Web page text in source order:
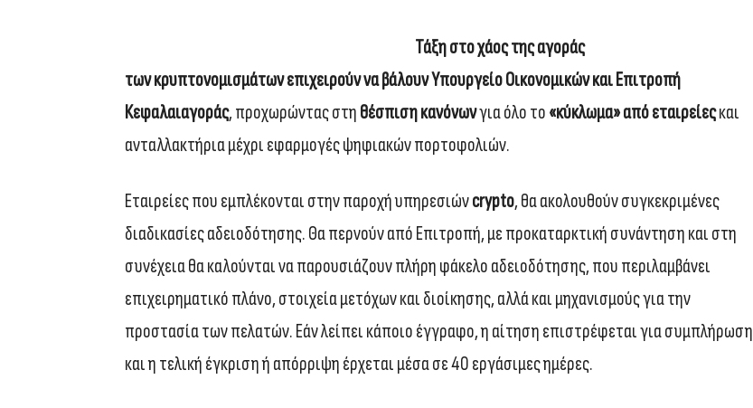
Τάξη στο χάος της αγοράς
των κρυπτονομισμάτων επιχειρούν να βάλουν Υπουργείο Οικονομικών και Επιτροπή
Κεφαλαιαγοράς, προχωρώντας στη θέσπιση κανόνωνγια όλο το «κύκλωμα» από εταιρείεςκαι
ανταλλακτήρια μέχρι εφαρμογές ψηφιακών πορτοφολιών.
Εταιρείες που εμπλέκονται στην παροχή υπηρεσιώνcrypto, θα ακολουθούν συγκεκριμένες
διαδικασίες αδειοδότησης. Θα περνούν από Επιτροπή, με προκαταρκτική συνάντηση και στη
συνέχεια θα καλούνται να παρουσιάζουν πλήρη φάκελο αδειοδότησης, που περιλαμβάνει
επιχειρηματικό πλάνο, στοιχεία μετόχων και διοίκησης, αλλά και μηχανισμούς για την
προστασία των πελατών. Εάν λείπει κάποιο έγγραφο, η αίτηση επιστρέφεται για συμπλήρωση
και η τελική έγκριση ή απόρριψη έρχεται μέσα σε 40 εργάσιμες ημέρες.